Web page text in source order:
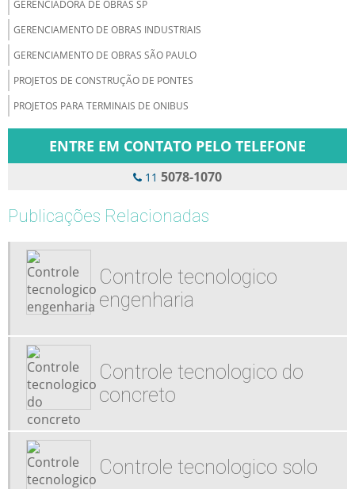
GERENCIADORA DE OBRAS SP
GERENCIAMENTO DE OBRAS INDUSTRIAIS
GERENCIAMENTO DE OBRAS SÃO PAULO
PROJETOS DE CONSTRUÇÃO DE PONTES
PROJETOS PARA TERMINAIS DE ONIBUS
ENTRE EM CONTATO PELO TELEFONE
11 5078-1070
Publicações Relacionadas
Controle tecnologico
engenharia
Controle tecnologico do
concreto
Controle tecnologico solo